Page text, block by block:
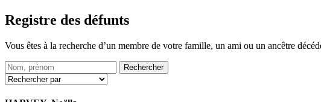
Registre des défunts
Vous êtes à la recherche d’un membre de votre famille, un ami ou un ancêtre
Rechercher